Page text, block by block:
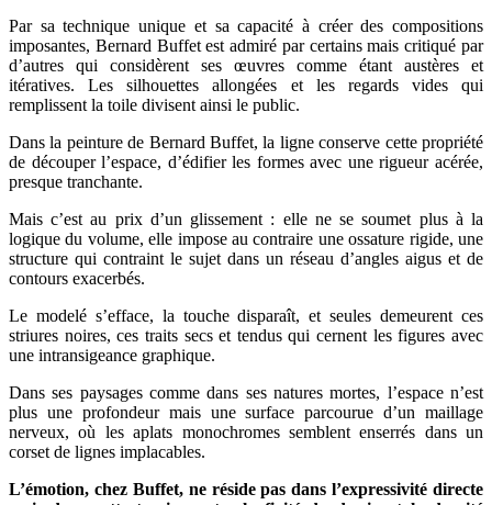
Par sa technique unique et sa capacité à créer des compositions
imposantes, Bernard Buffet est admiré par certains mais critiqué par
d’autres qui considèrent ses œuvres comme étant austères et
itératives. Les silhouettes allongées et les regards vides qui
remplissent la toile divisent ainsi le public.
Dans la peinture de Bernard Buffet, la ligne conserve cette propriété
de découper l’espace, d’édifier les formes avec une rigueur acérée,
presque tranchante.
Mais c’est au prix d’un glissement : elle ne se soumet plus à la
logique du volume, elle impose au contraire une ossature rigide, une
structure qui contraint le sujet dans un réseau d’angles aigus et de
contours exacerbés.
Le modelé s’efface, la touche disparaît, et seules demeurent ces
striures noires, ces traits secs et tendus qui cernent les figures avec
une intransigeance graphique.
Dans ses paysages comme dans ses natures mortes, l’espace n’est
plus une profondeur mais une surface parcourue d’un maillage
nerveux, où les aplats monochromes semblent enserrés dans un
corset de lignes implacables.
L’émotion, chez Buffet, ne réside pas dans l’expressivité directe